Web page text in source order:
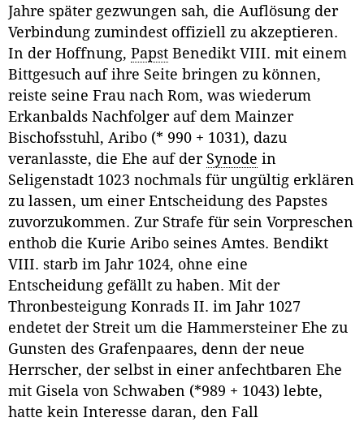
Jahre später gezwungen sah, die Auflösung der
Verbindung zumindest offiziell zu akzeptieren.
In der Hoffnung, Papst Benedikt VIII. mit einem
Bittgesuch auf ihre Seite bringen zu können,
reiste seine Frau nach Rom, was wiederum
Erkanbalds Nachfolger auf dem Mainzer
Bischofsstuhl, Aribo (* 990 + 1031), dazu
veranlasste, die Ehe auf der Synode in
Seligenstadt 1023 nochmals für ungültig erklären
zu lassen, um einer Entscheidung des Papstes
zuvorzukommen. Zur Strafe für sein Vorpreschen
enthob die Kurie Aribo seines Amtes. Bendikt
VIII. starb im Jahr 1024, ohne eine
Entscheidung gefällt zu haben. Mit der
Thronbesteigung Konrads II. im Jahr 1027
endetet der Streit um die Hammersteiner Ehe zu
Gunsten des Grafenpaares, denn der neue
Herrscher, der selbst in einer anfechtbaren Ehe
mit Gisela von Schwaben (*989 + 1043) lebte,
hatte kein Interesse daran, den Fall